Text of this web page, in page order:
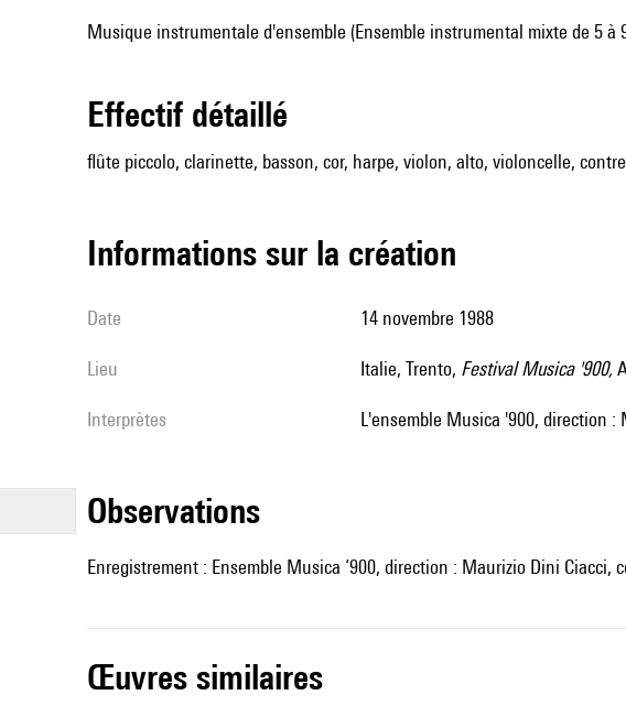
Musique instrumentale d'ensemble (Ensemble instrumental mixte de 5 à
effectif détaillé
flûte piccolo, clarinette, basson, cor, harpe, violon, alto, violoncelle,
informations sur la création
date 14 novembre 1988
lieu Italie, Trento, Festival Musica '900,
interprètes l'ensemble Musica '900, direction :
observations
Enregistrement : Ensemble Musica ‘900, direction : Maurizio Dini Ciacci,
œuvres similaires